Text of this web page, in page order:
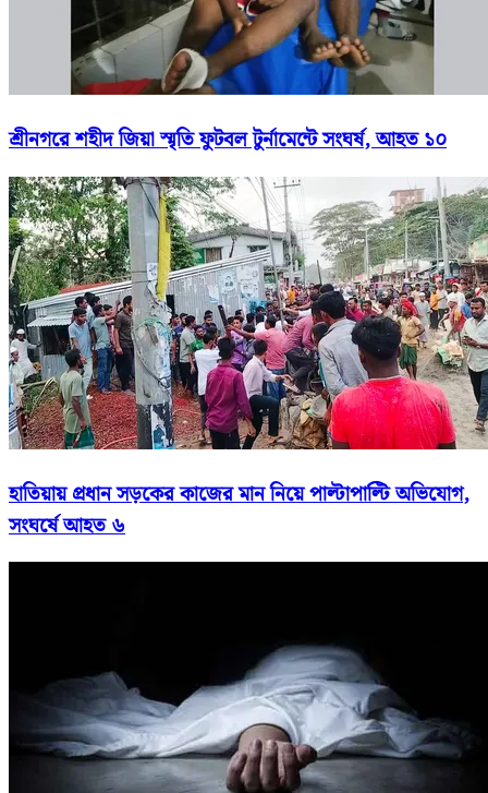
শ্রীনগরে শহীদ জিয়া স্মৃতি ফুটবল টুর্নামেন্টে সংঘর্ষ, আহত ১০
হাতিয়ায় প্রধান সড়কের কাজের মান নিয়ে পাল্টাপাল্টি অভিযোগ,
সংঘর্ষে আহত ৬